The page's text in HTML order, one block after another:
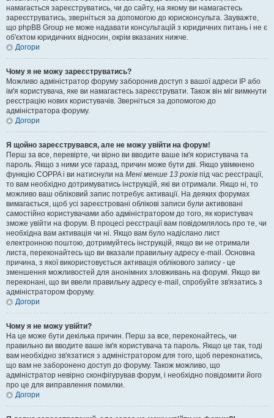
намагається зареєструватись, чи до сайту, на якому ви намагаєтесь
зареєструватись, зверніться за допомогою до юрисконсульта. Зауважте,
що phpBB Group не може надавати консультацій з юридичних питань і не є
об'єктом юридичних відносин, окрім вказаних нижче.
Догори
Чому я не можу зареєструватись?
Можливо адміністратор форуму заборонив доступ з вашої адреси IP або
ім'я користувача, яке ви намагаєтесь зареєструвати. Також він міг вимкнути
реєстрацію нових користувачів. Зверніться за допомогою до
адміністратора форуму.
Догори
Я щойно зареєструвався, але не можу увійти на форум!
Перш за все, перевірте, чи вірно ви вводите ваше ім'я користувача та
пароль. Якщо з ними усе гаразд, причин може бути дві. Якщо увімкнено
функцію COPPA і ви натиснули на Мені менше 13 років під час реєстрації,
то вам необхідно дотримуватись інструкцій, які ви отримали. Якщо ні, то
можливо ваш обліковий запис потребує активації. На деяких форумах
вимагається, щоб усі зареєстровані облікові записи були активовані
самостійно користувачами або адміністратором до того, як користувач
зможе увійти на форум. В процесі реєстрації вам повідомлялось про те, чи
необхідна вам активація чи ні. Якщо вам було надіслано лист
електронною поштою, дотримуйтесь інструкцій, якщо ви не отримали
листа, переконайтесь що ви вказали правильну адресу e-mail. Основна
причина, з якої використовується активація облікового запису - це
зменшення можливостей для анонімних зловживань на форумі. Якщо ви
переконані, що ви ввели правильну адресу e-mail, спробуйте зв'язатись з
адміністратором форуму.
Догори
Чому я не можу увійти?
На це може бути декілька причин. Перш за все, переконайтесь, чи
правильно ви вводите ваше ім'я користувача та пароль. Якщо це так, тоді
вам необхідно зв'язатися з адміністратором для того, щоб переконатись,
що вам не заборонено доступ до форуму. Також можливо, що
адміністратор невірно сконфігурував форум, і необхідно повідомити його
про це для виправлення помилки.
Догори